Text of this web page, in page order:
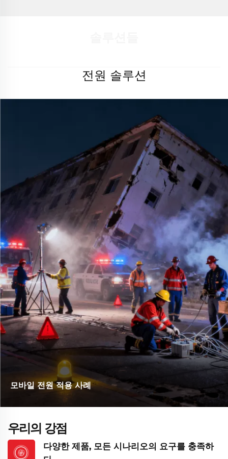
전원 솔루션
모바일 전원 적용 사례
우리의 강점
다양한 제품, 모든 시나리오의 요구를 충족하